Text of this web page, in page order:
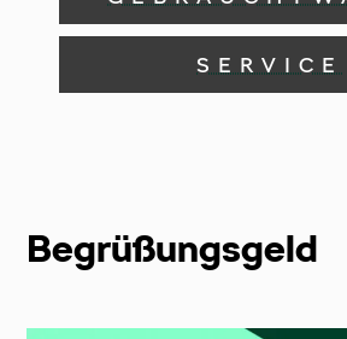
SERVICE
Begrüßungsgeld